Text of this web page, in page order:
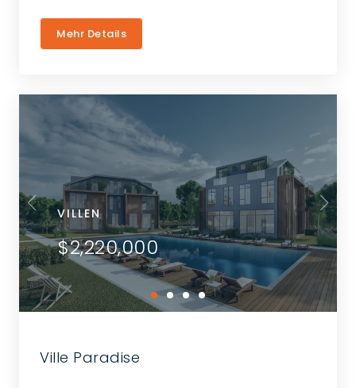
Mehr Details
VILLEN
$2,220,000
Ville Paradise